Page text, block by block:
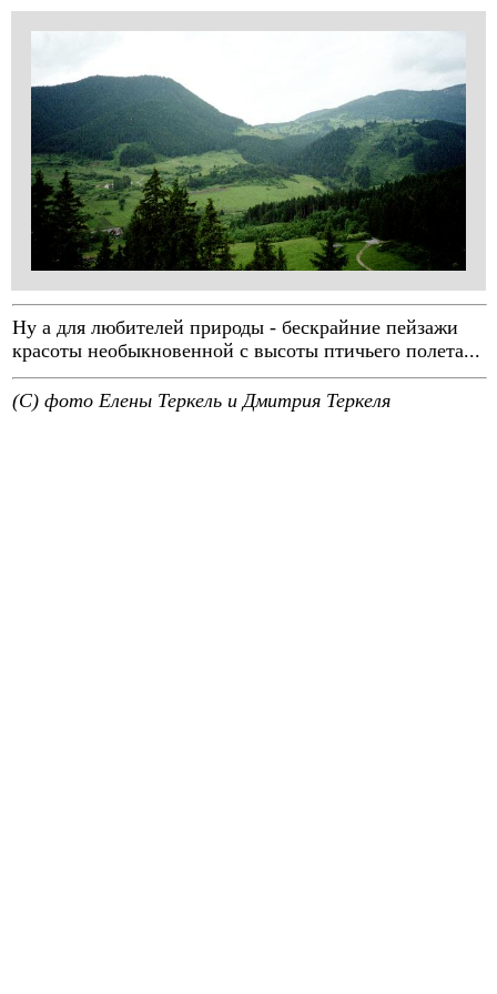
Ну а для любителей природы - бескрайние пейзажи
красоты необыкновенной с высоты птичьего полета...
(C) фото Елены Теркель и Дмитрия Теркеля